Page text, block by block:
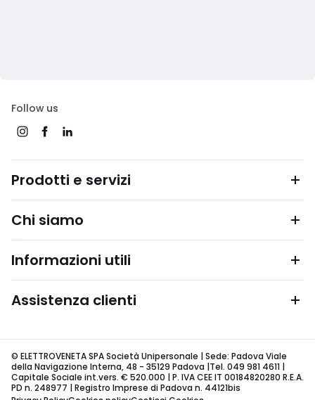
Follow us
Prodotti e servizi
Chi siamo
Informazioni utili
Assistenza clienti
© ELETTROVENETA SPA Società Unipersonale | Sede: Padova Viale
della Navigazione Interna, 48 - 35129 Padova |Tel. 049 981 4611 |
Capitale Sociale int.vers. € 520.000 | P. IVA CEE IT 00184820280 R.E.A.
PD n. 248977 | Registro Imprese di Padova n. 44121bis